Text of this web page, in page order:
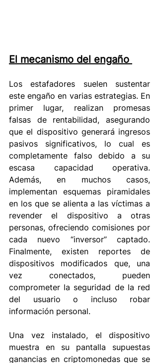
El mecanismo del engaño
Los estafadores suelen sustentar
este engaño en varias estrategias. En
primer lugar, realizan promesas
falsas de rentabilidad, asegurando
que el dispositivo generará ingresos
pasivos significativos, lo cual es
completamente falso debido a su
escasa capacidad operativa.
Además, en muchos casos,
implementan esquemas piramidales
en los que se alienta a las víctimas a
revender el dispositivo a otras
personas, ofreciendo comisiones por
cada nuevo “inversor” captado.
Finalmente, existen reportes de
dispositivos modificados que, una
vez conectados, pueden
comprometer la seguridad de la red
del usuario o incluso robar
información personal.
Una vez instalado, el dispositivo
muestra en su pantalla supuestas
ganancias en criptomonedas que se